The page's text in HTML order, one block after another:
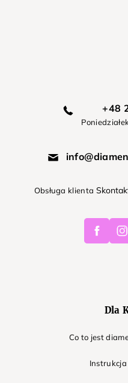
+48
Obsługa klienta
Facebook
Dla
Co to jest